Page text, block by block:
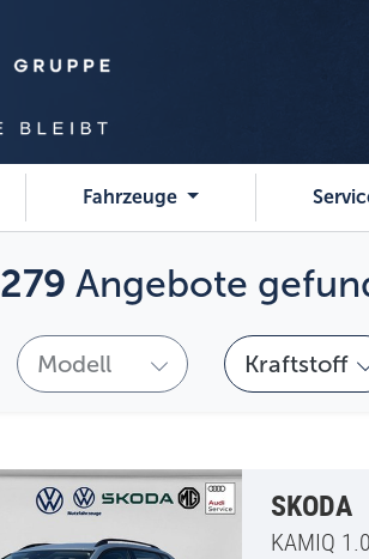
Fahrzeuge
279 Angebote
Modell wählen
Modell
Kraftstoff wählen
Kraftstoff
SKODA
KAMIQ